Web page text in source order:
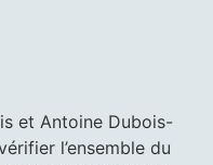
et Antoine Dubois-
l’ensemble du